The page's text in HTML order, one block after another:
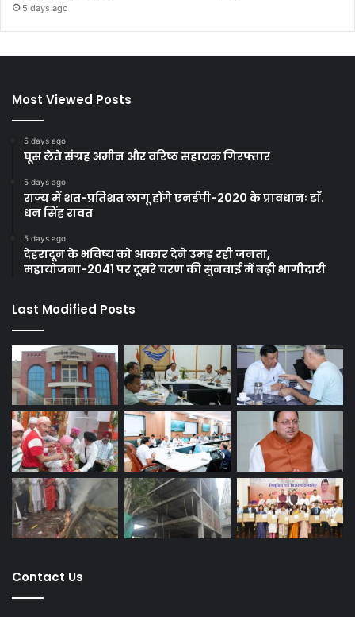
5 days ago
Most Viewed Posts
5 days ago
घूस लेते संग्रह अमीन और वरिष्ठ सहायक गिरफ्तार
5 days ago
राज्य में शत-प्रतिशत लागू होंगे एनईपी-2020 के प्रावधानः डाॅ.
धन सिंह रावत
5 days ago
देहरादून के भविष्य को आकार देने उमड़ रही जनता,
महायोजना-2041 पर दूसरे चरण की सुनवाई में बढ़ी भागीदारी
Last Modified Posts
Contact Us